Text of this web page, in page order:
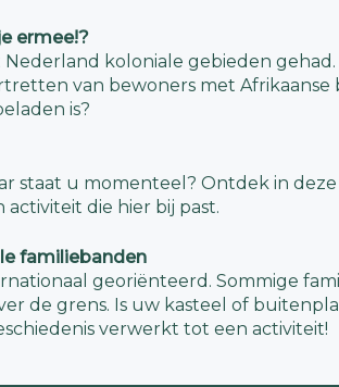
ermee!?
koloniale gebieden
van bewoners met
is?
staat u momenteel? Ontdek in
die hier bij past.
familiebanden
georiënteerd. Sommige
de grens. Is uw kasteel of
verwerkt tot een activiteit!